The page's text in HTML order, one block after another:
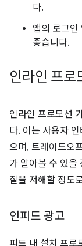
다.
앱의 로그인
좋습니다.
인라인 프로
인라인 프로모션
다. 이는 사용자
으며, 트레이드오
가 알아볼 수 있을
질을 저해할 정도
인피드 광고
피드 내 설치 프로